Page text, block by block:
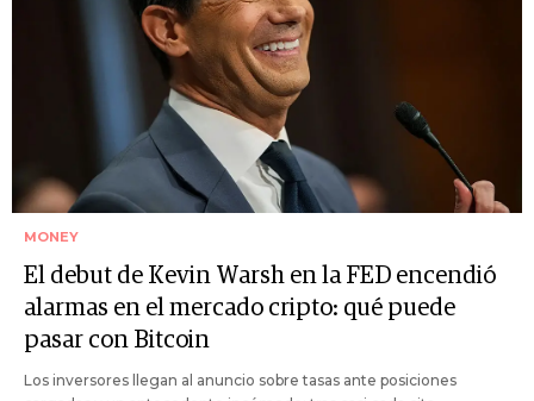
MONEY
El debut de Kevin Warsh en la FED encendió
alarmas en el mercado cripto: qué puede
pasar con Bitcoin
Los inversores llegan al anuncio sobre tasas ante posiciones